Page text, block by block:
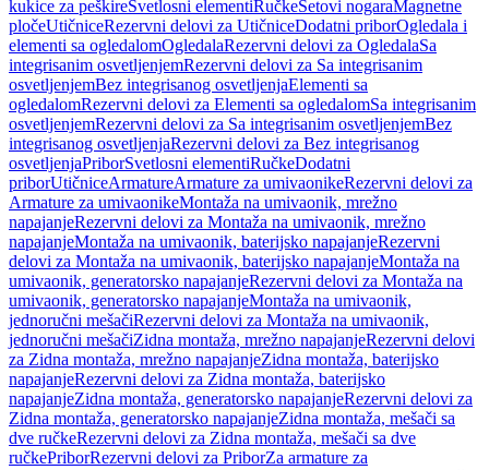
kukice za peškireSvetlosni elementiRučkeSetovi nogaraMagnetne
pločeUtičniceRezervni delovi za UtičniceDodatni priborOgledala i
elementi sa ogledalomOgledalaRezervni delovi za OgledalaSa
integrisanim osvetljenjemRezervni delovi za Sa integrisanim
osvetljenjemBez integrisanog osvetljenjaElementi sa
ogledalomRezervni delovi za Elementi sa ogledalomSa integrisanim
osvetljenjemRezervni delovi za Sa integrisanim osvetljenjemBez
integrisanog osvetljenjaRezervni delovi za Bez integrisanog
osvetljenjaPriborSvetlosni elementiRučkeDodatni
priborUtičniceArmatureArmature za umivaonikeRezervni delovi za
Armature za umivaonikeMontaža na umivaonik, mrežno
napajanjeRezervni delovi za Montaža na umivaonik, mrežno
napajanjeMontaža na umivaonik, baterijsko napajanjeRezervni
delovi za Montaža na umivaonik, baterijsko napajanjeMontaža na
umivaonik, generatorsko napajanjeRezervni delovi za Montaža na
umivaonik, generatorsko napajanjeMontaža na umivaonik,
jednoručni mešačiRezervni delovi za Montaža na umivaonik,
jednoručni mešačiZidna montaža, mrežno napajanjeRezervni delovi
za Zidna montaža, mrežno napajanjeZidna montaža, baterijsko
napajanjeRezervni delovi za Zidna montaža, baterijsko
napajanjeZidna montaža, generatorsko napajanjeRezervni delovi za
Zidna montaža, generatorsko napajanjeZidna montaža, mešači sa
dve ručkeRezervni delovi za Zidna montaža, mešači sa dve
ručkePriborRezervni delovi za PriborZa armature za